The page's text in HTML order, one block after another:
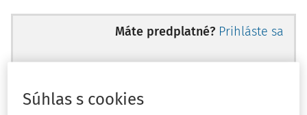
Máte predplatné? Prihláste sa
Ups, zatiaľ ste si prečítali len
Súhlas s cookies